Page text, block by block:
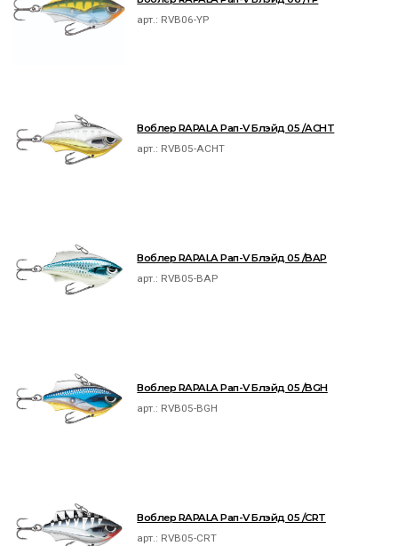
арт.: RVB06-YP
Воблер RAPALA Рап-V Блэйд 05 /ACHT
арт.: RVB05-ACHT
Воблер RAPALA Рап-V Блэйд 05 /BAP
арт.: RVB05-BAP
Воблер RAPALA Рап-V Блэйд 05 /BGH
арт.: RVB05-BGH
Воблер RAPALA Рап-V Блэйд 05 /CRT
арт.: RVB05-CRT